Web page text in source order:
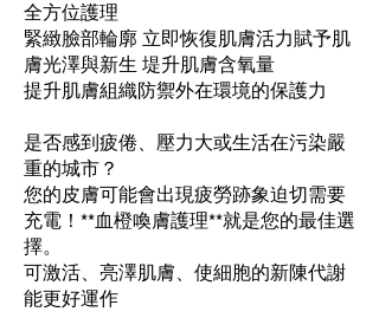
全方位護理
緊緻臉部輪廓 立即恢復肌膚活力賦予肌
膚光澤與新生 堤升肌膚含氧量
提升肌膚組織防禦外在環境的保護力
是否感到疲倦、壓力大或生活在污染嚴
重的城市？
您的皮膚可能會出現疲勞跡象迫切需要
充電！**血橙喚膚護理**就是您的最佳選
擇。
可激活、亮澤肌膚、使細胞的新陳代謝
能更好運作